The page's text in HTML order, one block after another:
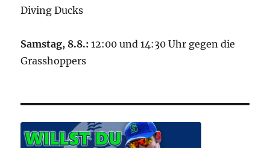
Diving Ducks
Samstag, 8.8.: 12:00 und 14:30 Uhr gegen die
Grasshoppers